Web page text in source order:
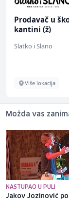
Prodavač u
kantini (ž)
Slatko i Slano
Više lokacija
Možda vas
NASTUPAO U PULI
Jakov Jozinović